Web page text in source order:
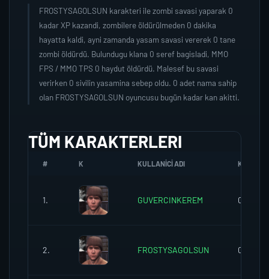
FROSTYSAGOLSUN karakteri ile zombi savasi yaparak 0
kadar XP kazandi, zombilere öldürülmeden 0 dakika
hayatta kaldi, ayni zamanda yasam savasi vererek 0 tane
zombi öldürdü. Bulundugu klana 0 seref bagisladi, MMO
FPS / MMO TPS 0 haydut öldürdü. Malesef bu savasi
verirken 0 sivilin yasamina sebep oldu. 0 adet nama sahip
olan FROSTYSAGOLSUN oyuncusu bugün kadar kan akitti.
TÜM KARAKTERLERI
# K KULLANICI ADI K.SEREFI
1. GUVERCINKEREM 0
2. FROSTYSAGOLSUN 0